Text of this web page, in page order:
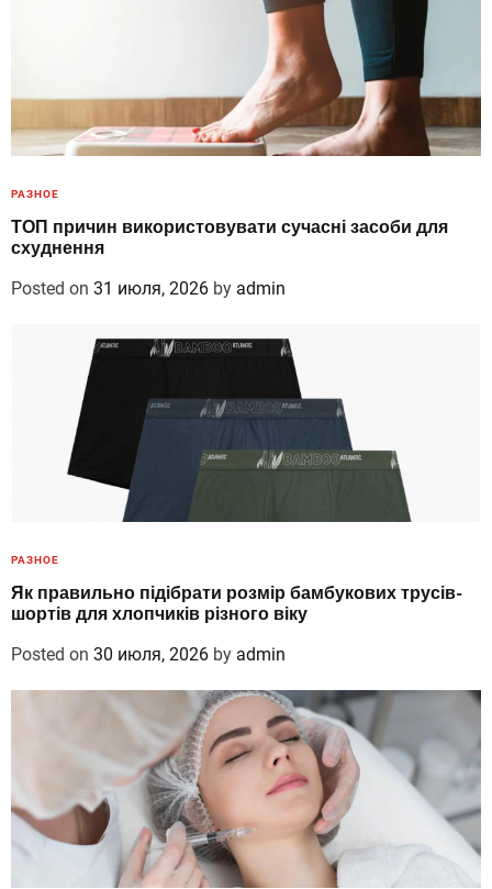
РАЗНОЕ
ТОП причин використовувати сучасні засоби для
схуднення
Posted on 31 июля, 2026 by admin
РАЗНОЕ
Як правильно підібрати розмір бамбукових трусів-
шортів для хлопчиків різного віку
Posted on 30 июля, 2026 by admin